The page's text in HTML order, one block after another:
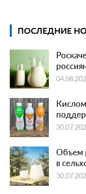
ПОСЛЕДНИЕ
Объем
в